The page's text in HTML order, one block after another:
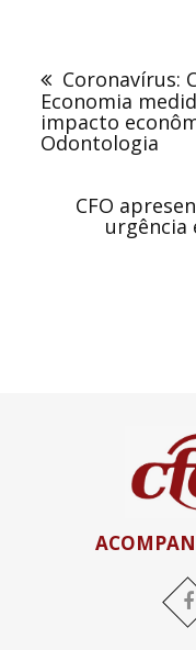
PostCoronavírus:
Economia
impacto
Odontologia
CFO
urgência